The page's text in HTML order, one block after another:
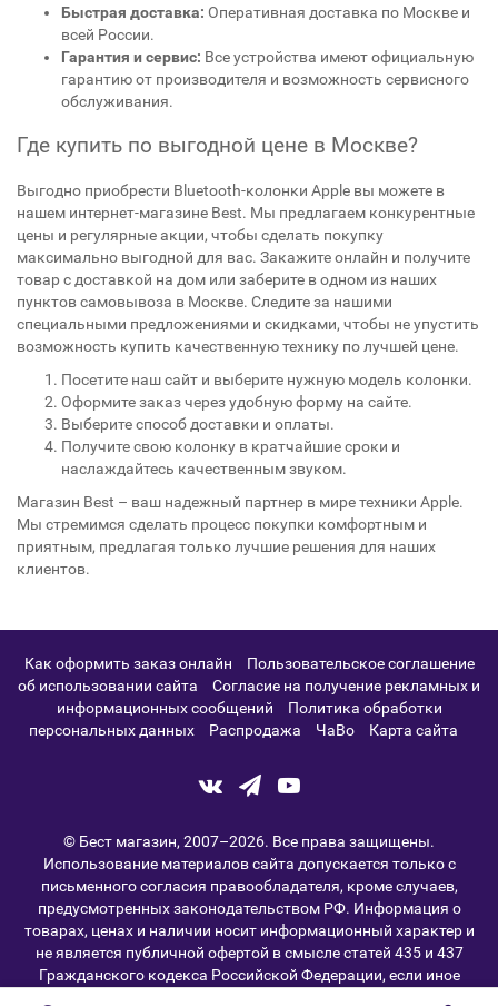
Быстрая доставка: Оперативная доставка по Москве и
всей России.
Гарантия и сервис: Все устройства имеют официальную
гарантию от производителя и возможность сервисного
обслуживания.
Где купить по выгодной цене в Москве?
Выгодно приобрести Bluetooth-колонки Apple вы можете в
нашем интернет-магазине Best. Мы предлагаем конкурентные
цены и регулярные акции, чтобы сделать покупку
максимально выгодной для вас. Закажите онлайн и получите
товар с доставкой на дом или заберите в одном из наших
пунктов самовывоза в Москве. Следите за нашими
специальными предложениями и скидками, чтобы не упустить
возможность купить качественную технику по лучшей цене.
Посетите наш сайт и выберите нужную модель колонки.
Оформите заказ через удобную форму на сайте.
Выберите способ доставки и оплаты.
Получите свою колонку в кратчайшие сроки и
наслаждайтесь качественным звуком.
Магазин Best – ваш надежный партнер в мире техники Apple.
Мы стремимся сделать процесс покупки комфортным и
приятным, предлагая только лучшие решения для наших
клиентов.
Как оформить заказ онлайн
Пользовательское соглашение
об использовании сайта
Согласие на получение рекламных и
информационных сообщений
Политика обработки
персональных данных
Распродажа ЧаВо Карта сайта
© Бест магазин, 2007–2026. Все права защищены.
Использование материалов сайта допускается только с
письменного согласия правообладателя, кроме случаев,
предусмотренных законодательством РФ. Информация о
товарах, ценах и наличии носит информационный характер и
не является публичной офертой в смысле статей 435 и 437
Гражданского кодекса Российской Федерации, если иное
Мы используем cookie-файлы, чтобы обеспечивать бесперебойную
работу сайта best-magazin.com, улучшать его функциональность и
анализировать использование ресурса. Продолжая пользоваться
сайтом, вы подтверждаете своё согласие на обработку файлов
cookie в соответствии с Политикой конфиденциальности. Вы